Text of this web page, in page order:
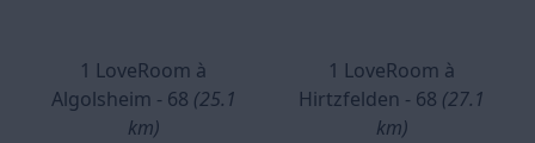
1 LoveRoom à
Algolsheim - 68 (25.1
km)
1 LoveRoom à
Hirtzfelden - 68 (27.1
km)